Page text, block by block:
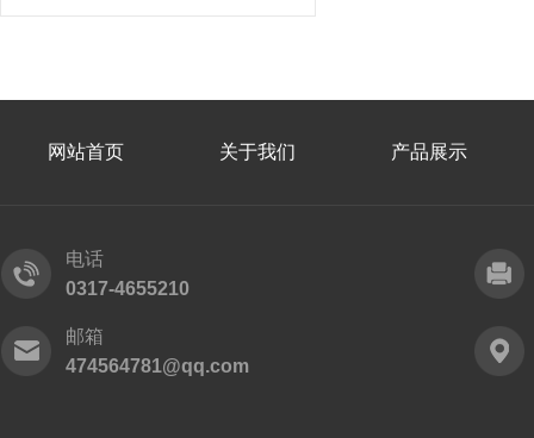
网站首页 关于我们 产品展示
电话
0317-4655210
邮箱
474564781@qq.com